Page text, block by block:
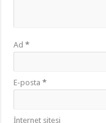
Ad*
E-posta*
İnternet sitesi